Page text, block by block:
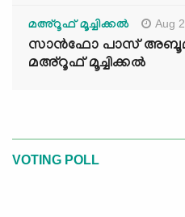
മഅ്റൂഫ് മൂച്ചിക്കല്‍ Aug
സാൻഫോ പാസ്
മഅ്റൂഫ് മൂച്ചിക്കല്‍
VOTING POLL